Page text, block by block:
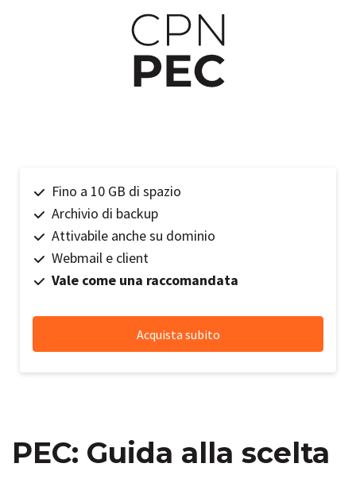
Fino a 10 GB di spazio
Archivio di backup
Attivabile anche su dominio
Webmail e client
Vale come una raccomandata
PEC: Guida alla scelta